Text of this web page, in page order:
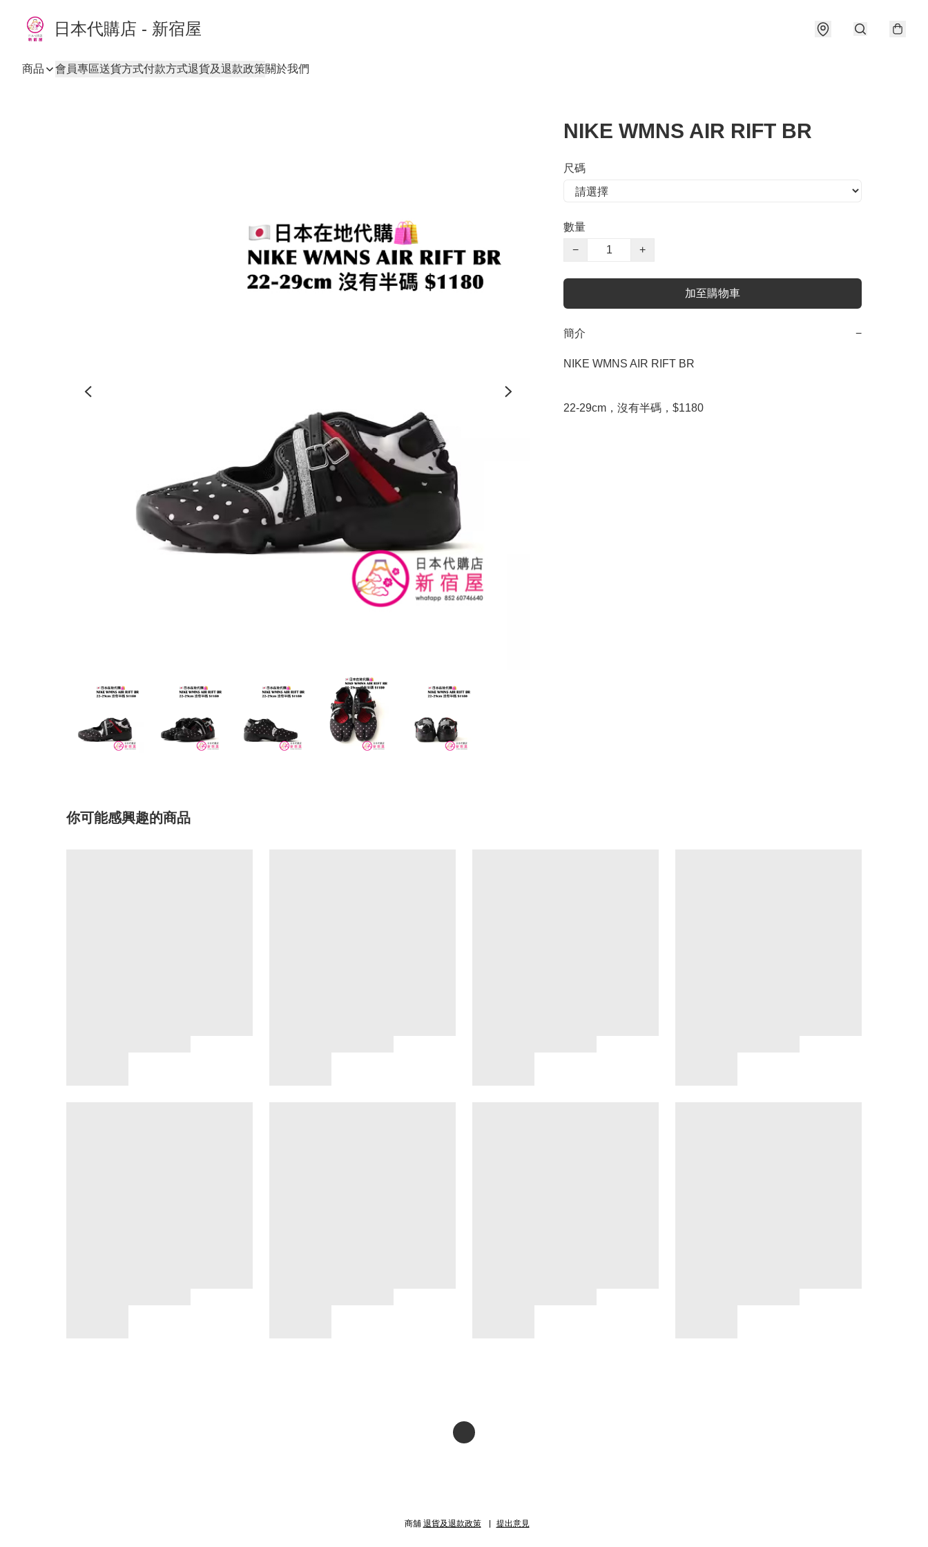
日本代購店 - 新宿屋
商品 會員專區送貨方式付款方式退貨及退款政策關於我們
NIKE WMNS AIR RIFT BR
尺碼
數量
−
+
加至購物車
簡介 −
NIKE WMNS AIR RIFT BR
22-29cm，沒有半碼，$1180
你可能感興趣的商品
商舖 退貨及退款政策 提出意見